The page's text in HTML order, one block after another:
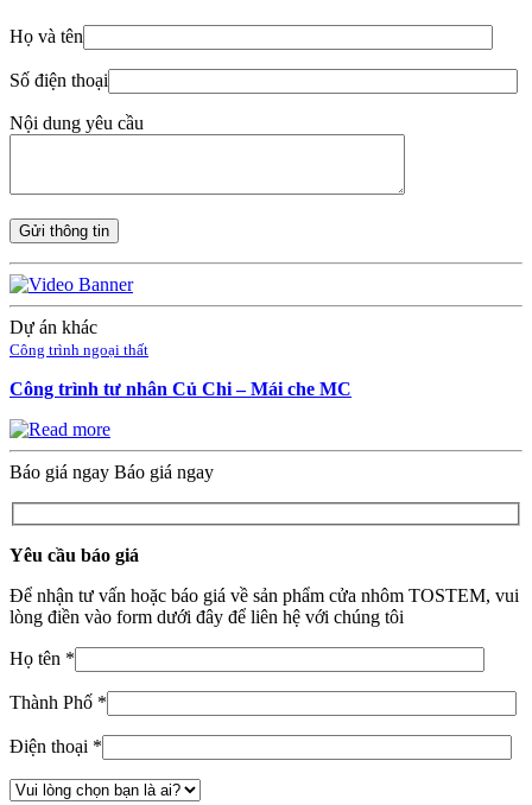
Họ và tên
Số điện thoại
Nội dung yêu cầu
Dự án khác
Công trình ngoại thất
Công trình tư nhân Củ Chi – Mái che MC
Báo giá ngay Báo giá ngay
Yêu cầu báo giá
Để nhận tư vấn hoặc báo giá về sản phẩm cửa nhôm TOSTEM, vui
lòng điền vào form dưới đây để liên hệ với chúng tôi
Họ tên *
Thành Phố *
Điện thoại *